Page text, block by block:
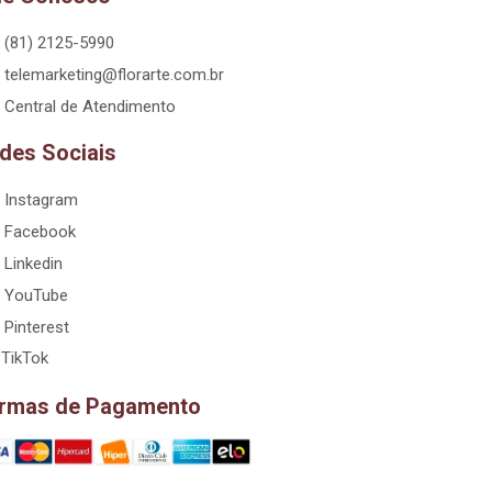
(81) 2125-5990
telemarketing@florarte.com.br
Central de Atendimento
Sociais
Instagram
Facebook
Linkedin
YouTube
Pinterest
TikTok
de Pagamento